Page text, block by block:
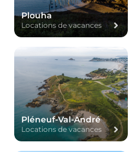
Plouha
Locations de vacances
Pléneuf-Val-André
Locations de vacances